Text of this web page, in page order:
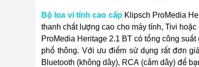
Bộ loa vi tính cao cấpKlipsch ProMedia
thanh chất lượng cao cho máy tính, Tivi
ProMedia Heritage 2.1 BT có tổng công
phổ thông. Với ưu điểm sử dụng rất đơn
Bluetooth (không dây), RCA (cắm dây) để